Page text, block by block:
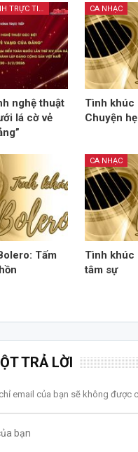
CHƯƠNG TRÌNH TRỰC TIẾP
nghệ thuật
lá cờ vẻ
CA NHẠC
Tình khúc
Chuyện
Tấm
CA NHẠC
Tình khúc
tâm sự
TRẢ LỜI
email của bạn sẽ không được